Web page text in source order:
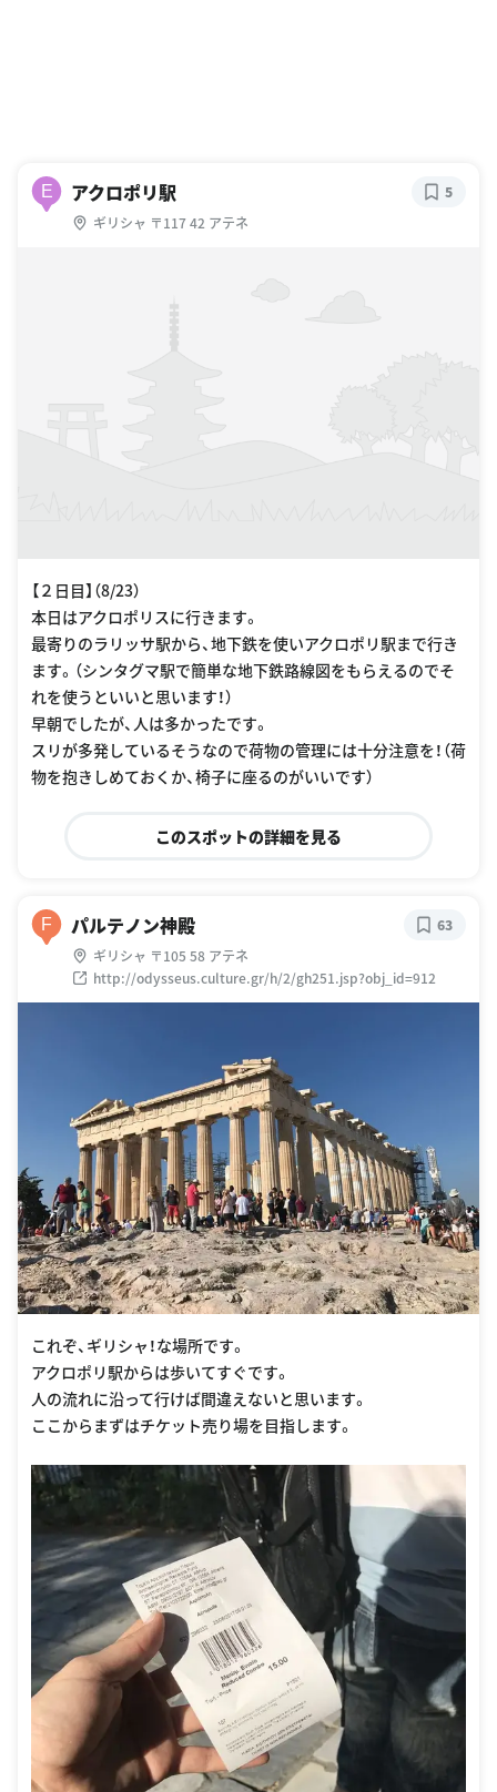
E アクロポリ駅
ギリシャ 〒117 42 アテネ
5
【２日目】（8/23）
本日はアクロポリスに行きます。
最寄りのラリッサ駅から、地下鉄を使いアクロポリ駅まで行き
ます。（シンタグマ駅で簡単な地下鉄路線図をもらえるのでそ
れを使うといいと思います！）
早朝でしたが、人は多かったです。
スリが多発しているそうなので荷物の管理には十分注意を！（荷
物を抱きしめておくか、椅子に座るのがいいです）
このスポットの詳細を見る
F パルテノン神殿
ギリシャ 〒105 58 アテネ
http://odysseus.culture.gr/h/2/gh251.jsp?obj_id=912
63
これぞ、ギリシャ！な場所です。
アクロポリ駅からは歩いてすぐです。
人の流れに沿って行けば間違えないと思います。
ここからまずはチケット売り場を目指します。